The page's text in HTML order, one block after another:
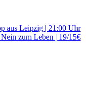
aus Leipzig | 21:00 Uhr
zum Leben | 19/15€